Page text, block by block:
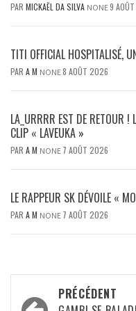
PAR MICKAËL DA SILVA NONE9
TITI OFFICIAL HOSPITALISÉ,
PAR A M NONE8 AOÛT 2026
LA_URRRR EST DE RETOUR !
CLIP « LAVEUKA »
PAR A M NONE 7 AOÛT 2026
LE RAPPEUR SK DÉVOILE «
PAR A M NONE 7 AOÛT 2026
Navigation
PRÉCÉDENT